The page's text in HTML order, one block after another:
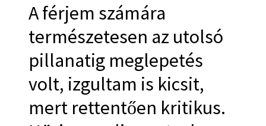
A férjem számára
természetesen az utolsó
pillanatig meglepetés
volt, izgultam is kicsit,
mert rettentően kritikus.